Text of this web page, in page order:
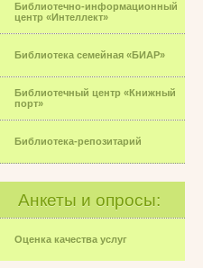
Библиотечно-информационный
центр «Интеллект»
Библиотека семейная «БИАР»
Библиотечный центр «Книжный
порт»
Библиотека-репозитарий
Анкеты и опросы:
Оценка качества услуг